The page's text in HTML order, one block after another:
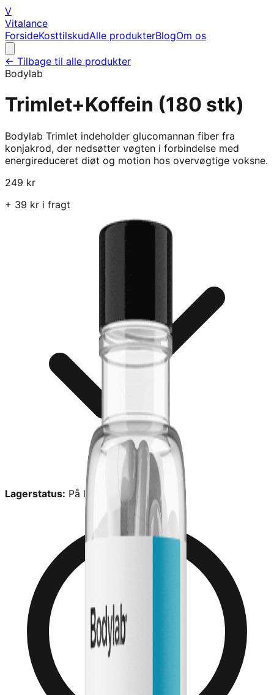
V
Vitalance
ForsideKosttilskudAlle produkterBlogOm os
← Tilbage til alle produkter
Bodylab
Trimlet+Koffein (180 stk)
Bodylab Trimlet indeholder glucomannan fiber fra
konjakrod, der nedsøtter vøgten i forbindelse med
energireduceret diøt og motion hos overvøgtige voksne.
249 kr
+ 39 kr i fragt
Lagerstatus: På lager